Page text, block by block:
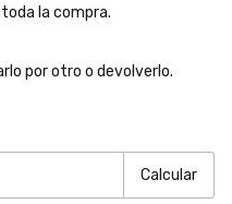
la compra.
por otro o devolverlo.
Calcular